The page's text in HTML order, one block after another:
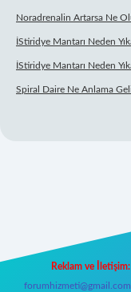
Noradrenalin Artarsa Ne
İStiridye Mantarı Neden
İStiridye Mantarı Neden
Spiral Daire Ne Anlama
Reklam ve İletişim:
forumhizmeti@gmail.com